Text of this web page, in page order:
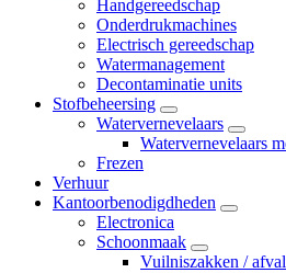
Handgereedschap
Onderdrukmachines
Electrisch gereedschap
Watermanagement
Decontaminatie units
Stofbeheersing
Watervernevelaars
Watervernevelaars
Frezen
Verhuur
Kantoorbenodigdheden
Electronica
Schoonmaak
Vuilniszakken /